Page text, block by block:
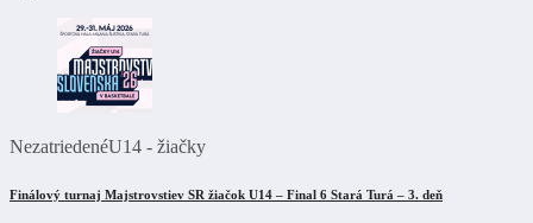
NezatriedenéU14 - žiačky
Finálový turnaj Majstrovstiev SR žiačok U14 – Final 6 Stará Turá – 3. deň